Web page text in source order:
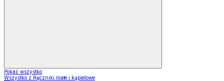
Pokaż wszystko
Wszystko z Ręczniki małe i kąpielowe